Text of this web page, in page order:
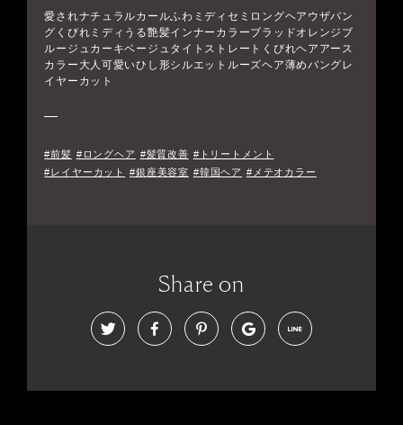
愛されナチュラルカールふわミディセミロングヘアウザバン
グくびれミディうる艶髪インナーカラーブラッドオレンジブ
ルージュカーキベージュタイトストレートくびれヘアアース
カラー大人可愛いひし形シルエットルーズヘア薄めバングレ
イヤーカット
#前髪 #ロングヘア #髪質改善 #トリートメント
#レイヤーカット
#銀座美容室 #韓国ヘア #メテオカラー
Share on